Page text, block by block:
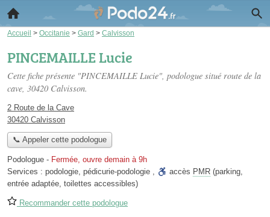
Accueil > Occitanie > Gard > Calvisson
PINCEMAILLE Lucie
Cette fiche présente "PINCEMAILLE Lucie", podologue situé route de la
cave, 30420 Calvisson.
2 Route de la Cave
30420 Calvisson
📞 Appeler cette podologue
Podologue - Fermée, ouvre demain à 9h
Services : podologie, pédicurie-podologie , accès PMR (parking,
entrée adaptée, toilettes accessibles)
Recommander cette podologue